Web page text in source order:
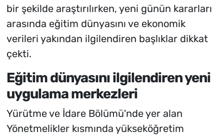
bir şekilde araştırılırken, yeni günün kararları
arasında eğitim dünyasını ve ekonomik
verileri yakından ilgilendiren başlıklar dikkat
çekti.
Eğitim dünyasını ilgilendiren yeni
uygulama merkezleri
Yürütme ve İdare Bölümü'nde yer alan
Yönetmelikler kısmında yükseköğretim